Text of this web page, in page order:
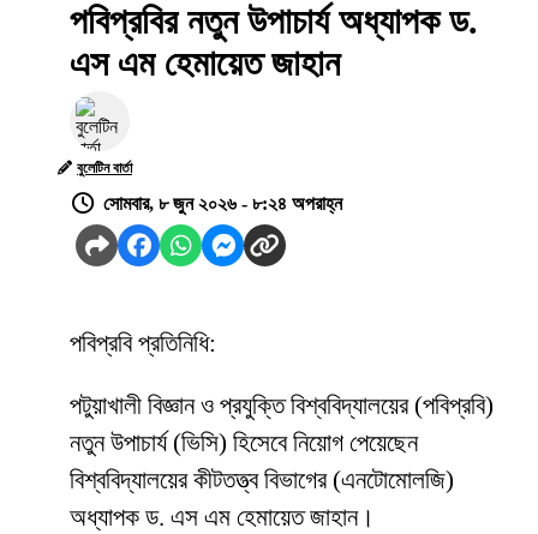
পবিপ্রবির নতুন উপাচার্য অধ্যাপক ড.
এস এম হেমায়েত জাহান
বুলেটিন বার্তা
সোমবার, ৮ জুন ২০২৬ - ৮:২৪ অপরাহ্ন
পবিপ্রবি প্রতিনিধি:
পটুয়াখালী বিজ্ঞান ও প্রযুক্তি বিশ্ববিদ্যালয়ের (পবিপ্রবি)
নতুন উপাচার্য (ভিসি) হিসেবে নিয়োগ পেয়েছেন
বিশ্ববিদ্যালয়ের কীটতত্ত্ব বিভাগের (এনটোমোলজি)
অধ্যাপক ড. এস এম হেমায়েত জাহান।